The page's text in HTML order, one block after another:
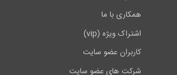
همکاری با ما
اشتراک ویژه (vip)
کاربران عضو سایت
شرکت های عضو سایت